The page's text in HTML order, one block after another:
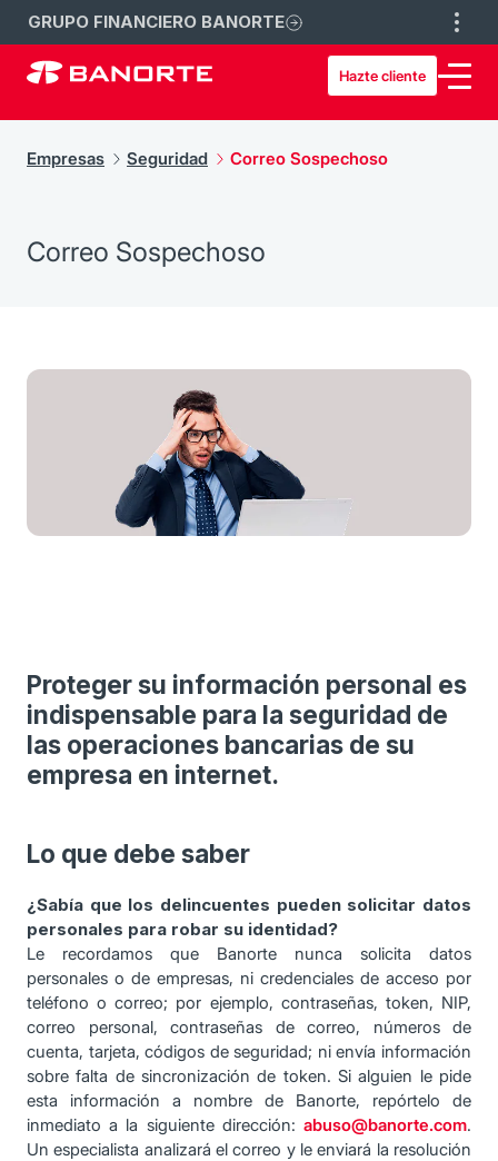
GRUPO FINANCIERO BANORTE
Hazte cliente
Empresas Seguridad Correo Sospechoso
Correo Sospechoso
Proteger su información personal es
indispensable para la seguridad de
las operaciones bancarias de su
empresa en internet.
Lo que debe saber
¿Sabía que los delincuentes pueden solicitar datos
personales para robar su identidad?
Le recordamos que Banorte nunca solicita datos
personales o de empresas, ni credenciales de acceso por
teléfono o correo; por ejemplo, contraseñas, token, NIP,
correo personal, contraseñas de correo, números de
cuenta, tarjeta, códigos de seguridad; ni envía información
sobre falta de sincronización de token. Si alguien le pide
esta información a nombre de Banorte, repórtelo de
inmediato a la siguiente dirección: abuso@banorte.com.
Un especialista analizará el correo y le enviará la resolución